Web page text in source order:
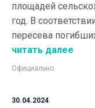
площадей
год. В
пересева
читать далее
Официально
30.04.2024